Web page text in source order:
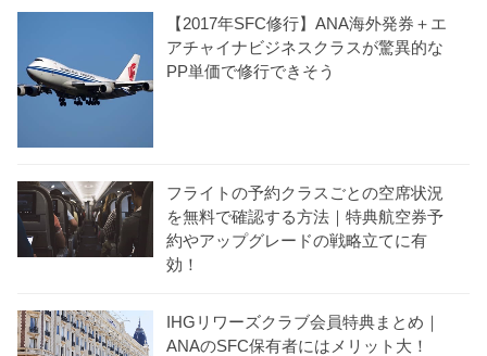
【2017年SFC修行】ANA海外発券＋エ
アチャイナビジネスクラスが驚異的な
PP単価で修行できそう
フライトの予約クラスごとの空席状況
を無料で確認する方法｜特典航空券予
約やアップグレードの戦略立てに有
効！
IHGリワーズクラブ会員特典まとめ｜
ANAのSFC保有者にはメリット大！